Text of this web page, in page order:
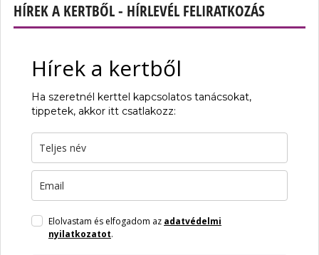
HÍREK A KERTBŐL - HÍRLEVÉL FELIRATKOZÁS
Hírek a kertből
Ha szeretnél kerttel kapcsolatos tanácsokat,
tippetek, akkor itt csatlakozz:
Elolvastam és elfogadom az adatvédelmi
nyilatkozatot.